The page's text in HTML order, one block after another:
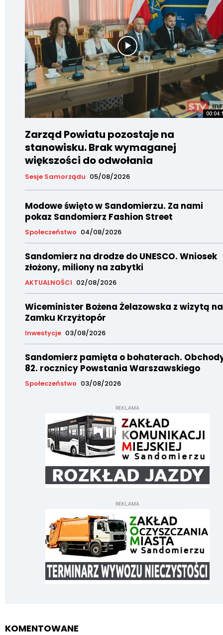
Zarząd Powiatu pozostaje na
stanowisku. Brak wymaganej
większości do odwołania
Sesje Samorządu 05/08/2026
Modowe święto w Sandomierzu. Za nami
pokaz Sandomierz Fashion Street
Społeczeństwo 04/08/2026
Sandomierz na drodze do UNESCO. Wniosek
złożony, miliony na zabytki
AKTUALNOŚCI 02/08/2026
Wiceminister Bożena Żelazowska z wizytą na
Zamku Krzyżtopór
Inwestycje 03/08/2026
Sandomierz pamięta o bohaterach.
82. rocznicy Powstania Warszawskiego
Społeczeństwo 03/08/2026
REKLAMA
REKLAMA
KOMENTOWANE